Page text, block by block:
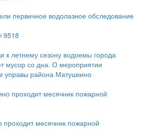
первичное водолазное обследование
9518
к летнему сезону водоемы города
мусор со дна. О мероприятии
управы района Матушкино
месячник пожарной